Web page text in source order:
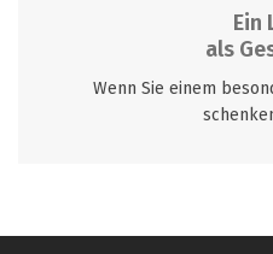
Ein
als
Wenn Sie einem